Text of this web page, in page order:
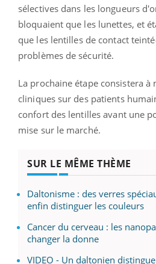
sélectives dans les longueurs
bloquaient que les lunettes, et
que les lentilles de contact
problèmes de sécurité.
La prochaine étape consistera à
cliniques sur des patients
confort des lentilles avant une
mise sur le marché.
SUR LE MÊME THÈME
Daltonisme : des verres
enfin distinguer les couleurs
Cancer du cerveau : les
changer la donne
VIDEO - Un daltonien